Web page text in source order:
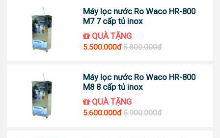
Máy lọc nước Ro Waco HR-800
M7 7 cấp tủ inox
QUÀ TẶNG
5.500.000đ 5.800.000đ
Máy lọc nước Ro Waco HR-800
M8 8 cấp tủ inox
QUÀ TẶNG
5.600.000đ 5.900.000đ